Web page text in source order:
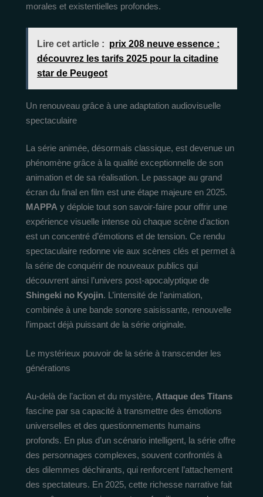
morales et existentielles profondes.
Lire cet article : prix 208 neuve essence :
découvrez les tarifs 2025 pour la citadine
star de Peugeot
Un renouveau grâce à une adaptation audiovisuelle
spectaculaire
La série animée, désormais classique, est devenue un
phénomène grâce à la qualité exceptionnelle de son
animation et de sa réalisation. Le passage au grand
écran du final en film est une étape majeure en 2025.
MAPPA y déploie tout son savoir-faire pour offrir une
expérience visuelle intense où chaque scène d’action
est un concentré d’émotions et de tension. Ce rendu
spectaculaire redonne vie aux scènes clés et permet à
la série de conquérir de nouveaux publics qui
découvrent ainsi l’univers post-apocalyptique de
Shingeki no Kyojin. L’intensité de l’animation,
combinée à une bande sonore saisissante, renouvelle
l’impact déjà puissant de la série originale.
Le mystérieux pouvoir de la série à transcender les
générations
Au-delà de l’action et du mystère, Attaque des Titans
fascine par sa capacité à transmettre des émotions
universelles et des questionnements humains
profonds. En plus d’un scénario intelligent, la série offre
des personnages complexes, souvent confrontés à
des dilemmes déchirants, qui renforcent l’attachement
des spectateurs. En 2025, cette richesse narrative fait